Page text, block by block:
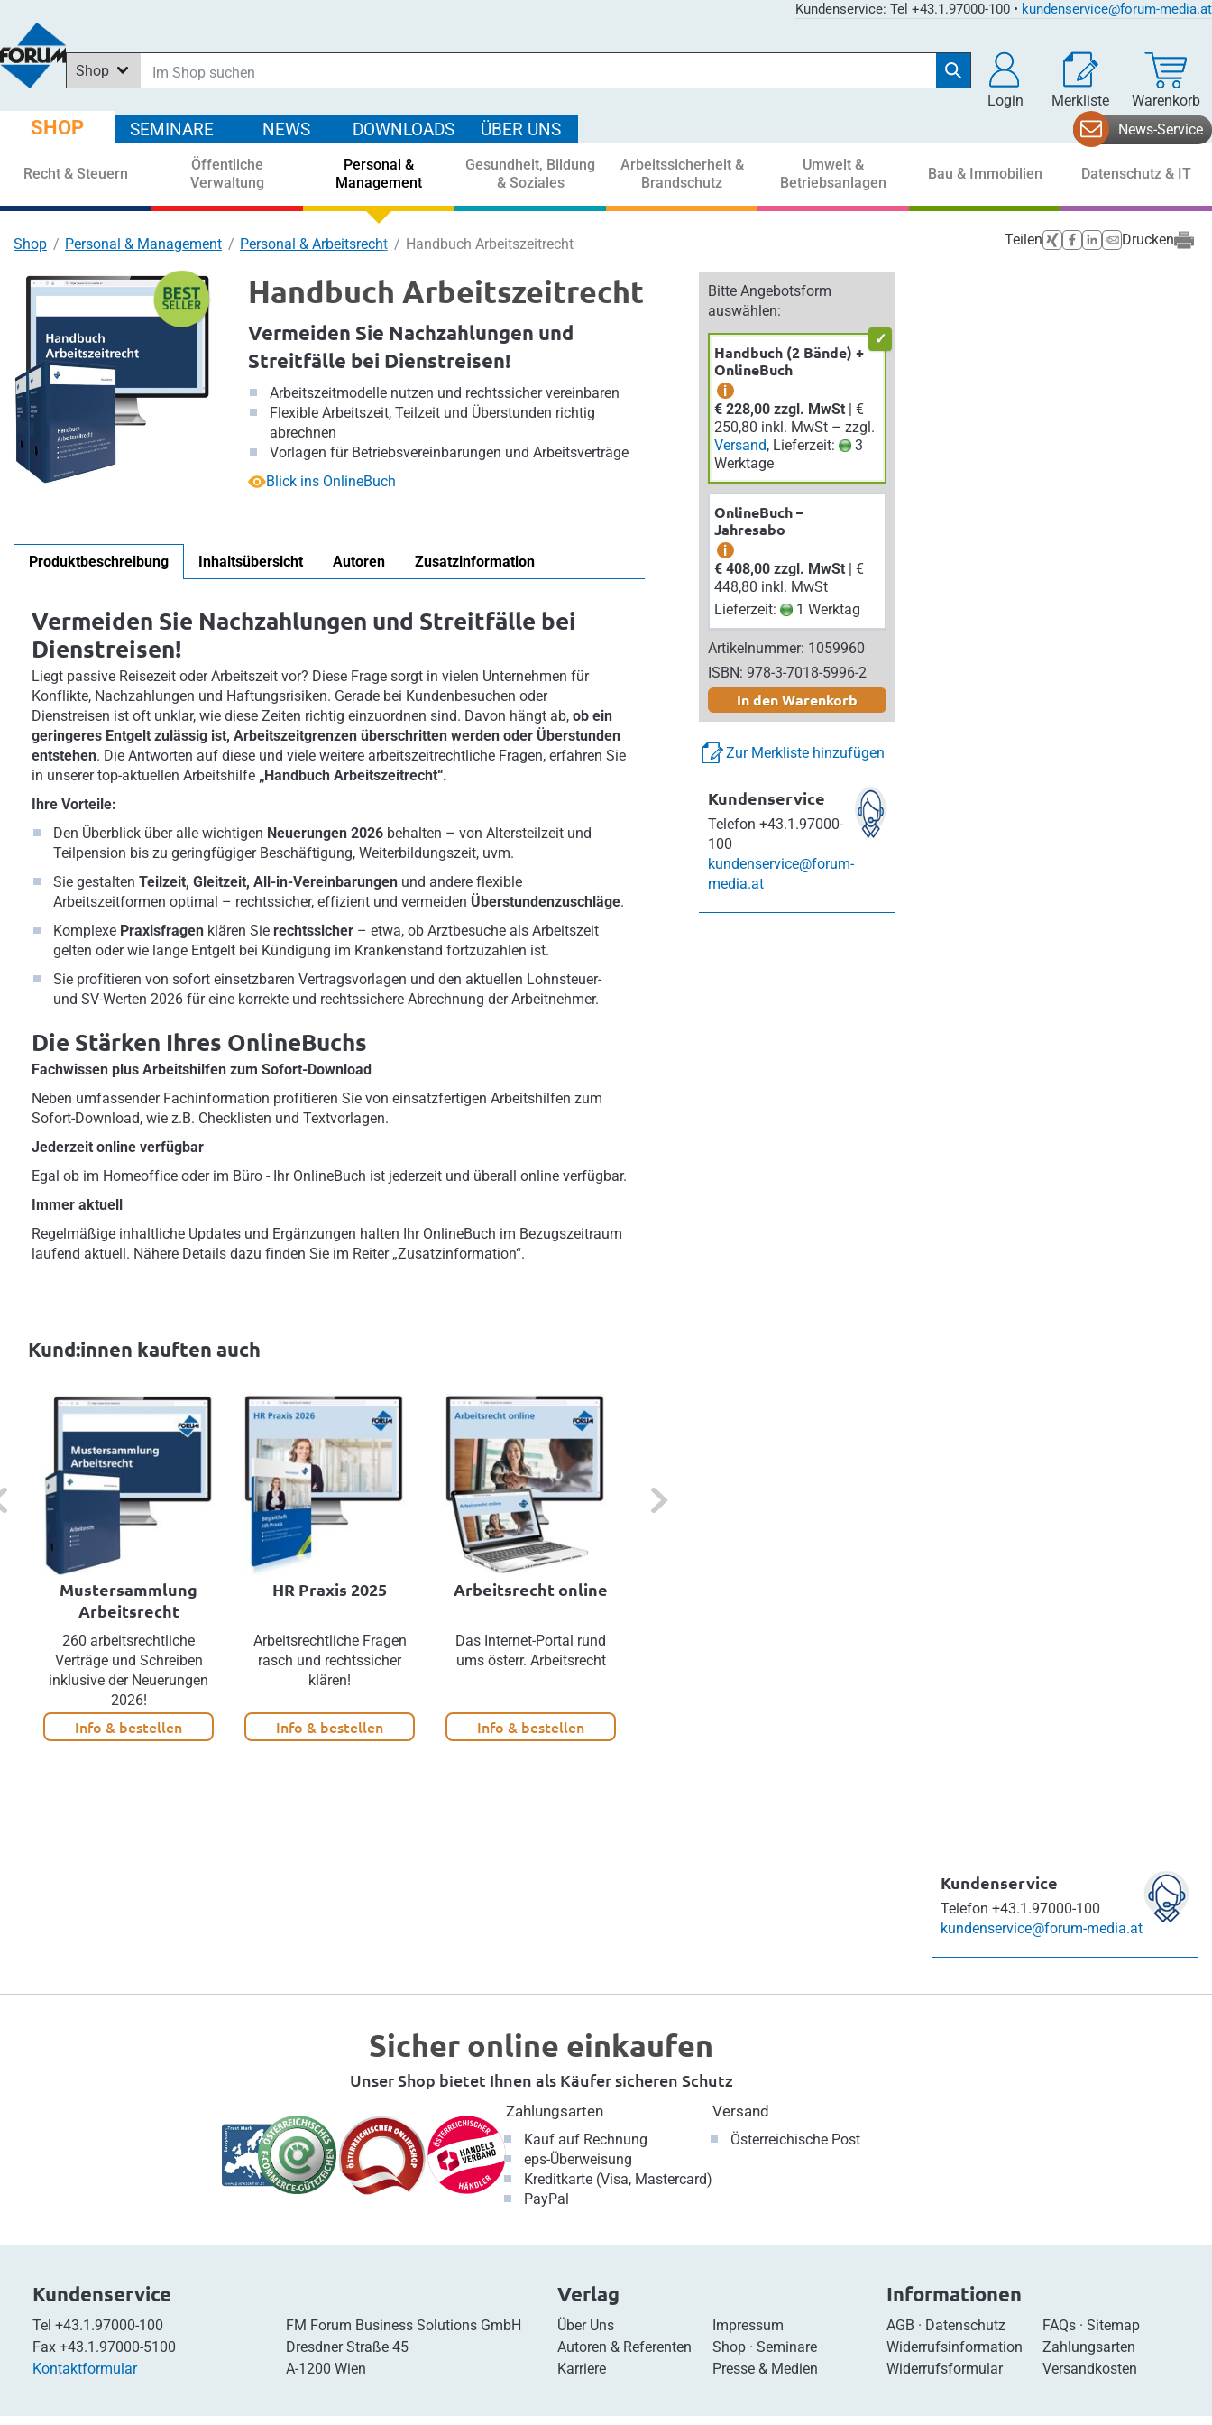
Kundenservice: Tel +43.1.97000-100 • kundenservice@forum-media.at
Shop
In News suchen
In Downloads suchen
In Seminaren suchen
Login Merkliste Warenkorb
SHOP SEMINARE NEWS DOWNLOADS ÜBER UNS News-Service
Recht & Steuern
Öffentliche
Verwaltung
Personal &
Management
Gesundheit, Bildung
& Soziales
Arbeitssicherheit &
Brandschutz
Umwelt &
Betriebsanlagen
Bau & Immobilien Datenschutz & IT
Shop Personal & Management Personal & Arbeitsrecht Handbuch Arbeitszeitrecht
Handbuch Arbeitszeitrecht
Vermeiden Sie Nachzahlungen und
Streitfälle bei Dienstreisen!
Arbeitszeitmodelle nutzen und rechtssicher vereinbaren
Flexible Arbeitszeit, Teilzeit und Überstunden richtig
abrechnen
Vorlagen für Betriebsvereinbarungen und Arbeitsverträge
Blick ins OnlineBuch
Bitte Angebotsform
auswählen:
Handbuch (2 Bände) +
OnlineBuch
i
€ 228,00 zzgl. MwSt | €
250,80 inkl. MwSt – zzgl.
Versand, Lieferzeit:
3
Werktage
OnlineBuch –
Jahresabo
i
€ 408,00 zzgl. MwSt | €
448,80 inkl. MwSt
Lieferzeit:
1 Werktag
Artikelnummer: 1059960
ISBN: 978-3-7018-5996-2
In den Warenkorb
Zur Merkliste hinzufügen
Kundenservice
Telefon +43.1.97000-
100
kundenservice@forum-
media.at
Produktbeschreibung Inhaltsübersicht Autoren Zusatzinformation
Vermeiden Sie Nachzahlungen und Streitfälle bei
Dienstreisen!
Liegt passive Reisezeit oder Arbeitszeit vor? Diese Frage sorgt in vielen Unternehmen für
Konflikte, Nachzahlungen und Haftungsrisiken. Gerade bei Kundenbesuchen oder
Dienstreisen ist oft unklar, wie diese Zeiten richtig einzuordnen sind. Davon hängt ab, ob ein
geringeres Entgelt zulässig ist, Arbeitszeitgrenzen überschritten werden oder Überstunden
entstehen. Die Antworten auf diese und viele weitere arbeitszeitrechtliche Fragen, erfahren Sie
in unserer top-aktuellen Arbeitshilfe „Handbuch Arbeitszeitrecht“.
Ihre Vorteile:
Den Überblick über alle wichtigen Neuerungen 2026 behalten – von Altersteilzeit und
Teilpension bis zu geringfügiger Beschäftigung, Weiterbildungszeit, uvm.
Sie gestalten Teilzeit, Gleitzeit, All-in-Vereinbarungen und andere flexible
Arbeitszeitformen optimal – rechtssicher, effizient und vermeiden Überstundenzuschläge.
Komplexe Praxisfragen klären Sie rechtssicher – etwa, ob Arztbesuche als Arbeitszeit
gelten oder wie lange Entgelt bei Kündigung im Krankenstand fortzuzahlen ist.
Sie profitieren von sofort einsetzbaren Vertragsvorlagen und den aktuellen Lohnsteuer-
und SV-Werten 2026 für eine korrekte und rechtssichere Abrechnung der Arbeitnehmer.
Die Stärken Ihres OnlineBuchs
Fachwissen plus Arbeitshilfen zum Sofort-Download
Neben umfassender Fachinformation profitieren Sie von einsatzfertigen Arbeitshilfen zum
Sofort-Download, wie z.B. Checklisten und Textvorlagen.
Jederzeit online verfügbar
Egal ob im Homeoffice oder im Büro - Ihr OnlineBuch ist jederzeit und überall online verfügbar.
Immer aktuell
Regelmäßige inhaltliche Updates und Ergänzungen halten Ihr OnlineBuch im Bezugszeitraum
laufend aktuell. Nähere Details dazu finden Sie im Reiter „Zusatzinformation“.
Kund:innen kauften auch
Next
Mustersammlung
Arbeitsrecht
260 arbeitsrechtliche
Verträge und Schreiben
inklusive der Neuerungen
2026!
Info & bestellen
HR Praxis 2025
Arbeitsrechtliche Fragen
rasch und rechtssicher
klären!
Info & bestellen
Arbeitsrecht online
Das Internet-Portal rund
ums österr. Arbeitsrecht
Info & bestellen
Teilen Drucken
Kundenservice
Telefon +43.1.97000-100
kundenservice@forum-media.at
Sicher online einkaufen
Unser Shop bietet Ihnen als Käufer sicheren Schutz
Zahlungsarten
Kauf auf Rechnung
eps-Überweisung
Kreditkarte (Visa, Mastercard)
PayPal
Versand
Österreichische Post
Kundenservice
Tel +43.1.97000-100
Fax +43.1.97000-5100
Kontaktformular
FM Forum Business Solutions GmbH
Dresdner Straße 45
A-1200 Wien
Verlag
Über Uns
Autoren & Referenten
Karriere
Impressum
Shop ·Seminare
Presse & Medien
Informationen
AGB · Datenschutz
Widerrufsinformation
Widerrufsformular
FAQs· Sitemap
Zahlungsarten
Versandkosten